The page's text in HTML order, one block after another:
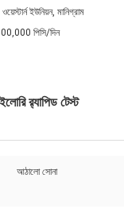
ইউনিয়ন, মানিগ্রাম
পিসি/দিন
র‍্যাপিড টেস্ট
আঠালো সোনা